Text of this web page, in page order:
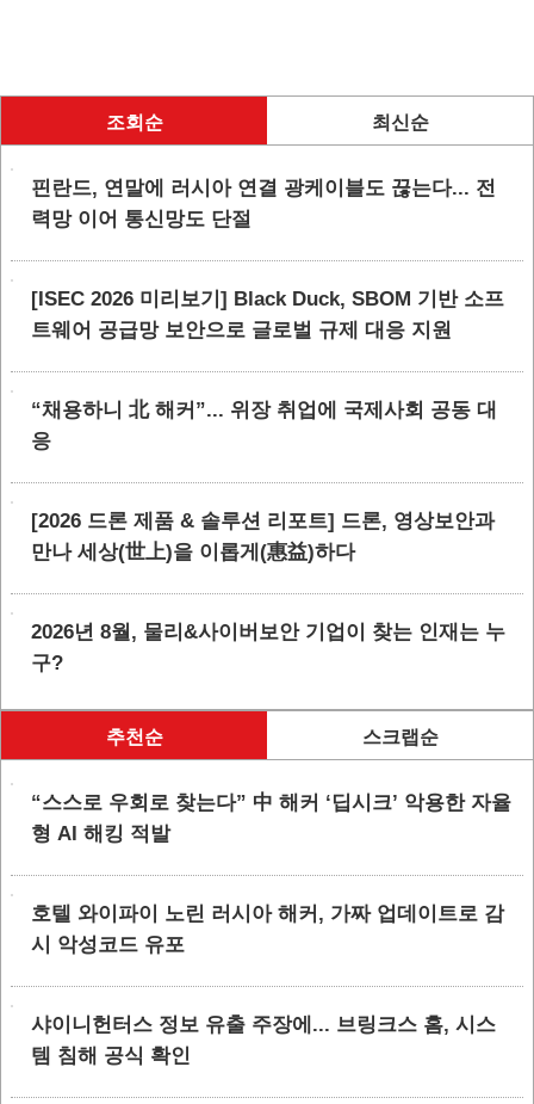
조회순 최신순
핀란드, 연말에 러시아 연결 광케이블도 끊는다... 전
력망 이어 통신망도 단절
[ISEC 2026 미리보기] Black Duck, SBOM 기반 소프
트웨어 공급망 보안으로 글로벌 규제 대응 지원
“채용하니 北 해커”... 위장 취업에 국제사회 공동 대
응
[2026 드론 제품 & 솔루션 리포트] 드론, 영상보안과
만나 세상(世上)을 이롭게(惠益)하다
2026년 8월, 물리&사이버보안 기업이 찾는 인재는 누
구?
추천순 스크랩순
“스스로 우회로 찾는다” 中 해커 ‘딥시크’ 악용한 자율
형 AI 해킹 적발
호텔 와이파이 노린 러시아 해커, 가짜 업데이트로 감
시 악성코드 유포
샤이니헌터스 정보 유출 주장에... 브링크스 홈, 시스
템 침해 공식 확인